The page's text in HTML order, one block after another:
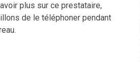
plus sur ce prestataire,
de le téléphoner pendant